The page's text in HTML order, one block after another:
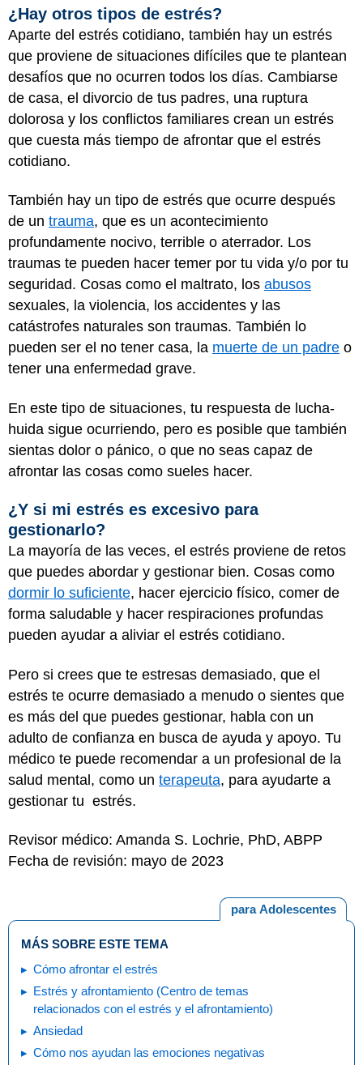
¿Hay otros tipos de estrés?
Aparte del estrés cotidiano, también hay un estrés
que proviene de situaciones difíciles que te plantean
desafíos que no ocurren todos los días. Cambiarse
de casa, el divorcio de tus padres, una ruptura
dolorosa y los conflictos familiares crean un estrés
que cuesta más tiempo de afrontar que el estrés
cotidiano.
También hay un tipo de estrés que ocurre después
de un trauma, que es un acontecimiento
profundamente nocivo, terrible o aterrador. Los
traumas te pueden hacer temer por tu vida y/o por tu
seguridad. Cosas como el maltrato, los abusos
sexuales, la violencia, los accidentes y las
catástrofes naturales son traumas. También lo
pueden ser el no tener casa, la muerte de un padre o
tener una enfermedad grave.
En este tipo de situaciones, tu respuesta de lucha-
huida sigue ocurriendo, pero es posible que también
sientas dolor o pánico, o que no seas capaz de
afrontar las cosas como sueles hacer.
¿Y si mi estrés es excesivo para
gestionarlo?
La mayoría de las veces, el estrés proviene de retos
que puedes abordar y gestionar bien. Cosas como
dormir lo suficiente, hacer ejercicio físico, comer de
forma saludable y hacer respiraciones profundas
pueden ayudar a aliviar el estrés cotidiano.
Pero si crees que te estresas demasiado, que el
estrés te ocurre demasiado a menudo o sientes que
es más del que puedes gestionar, habla con un
adulto de confianza en busca de ayuda y apoyo. Tu
médico te puede recomendar a un profesional de la
salud mental, como un terapeuta, para ayudarte a
gestionar tu estrés.
Revisor médico: Amanda S. Lochrie, PhD, ABPP
Fecha de revisión: mayo de 2023
para Adolescentes
MÁS SOBRE ESTE TEMA
Cómo afrontar el estrés
Estrés y afrontamiento (Centro de temas
relacionados con el estrés y el afrontamiento)
Ansiedad
Cómo nos ayudan las emociones negativas